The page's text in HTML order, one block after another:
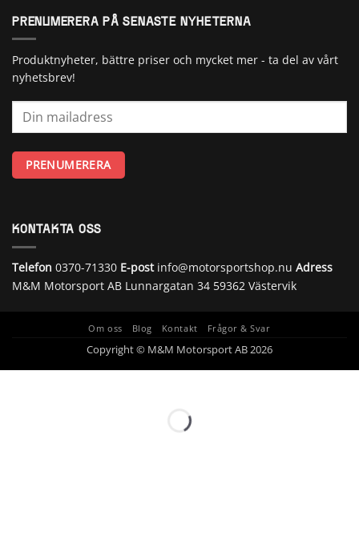
PRENUMERERA PÅ SENASTE NYHETERNA
Produktnyheter, bättre priser och mycket mer - ta del av vårt
nyhetsbrev!
KONTAKTA OSS
Telefon 0370-71330 E-postinfo@motorsportshop.nu Adress
M&M Motorsport AB Lunnargatan 34 59362 Västervik
Om oss Blog Kontakt Frågor & Svar
Copyright © M&M Motorsport AB 2026